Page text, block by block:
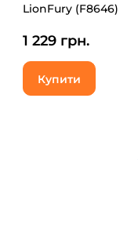
LionFury (F8646)
1 229 грн.
Купити